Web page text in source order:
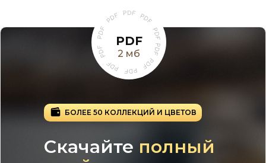
Скачайте полный
БОЛЕЕ 50 КОЛЛЕКЦИЙ И ЦВЕТОВ
PDF
2 мб